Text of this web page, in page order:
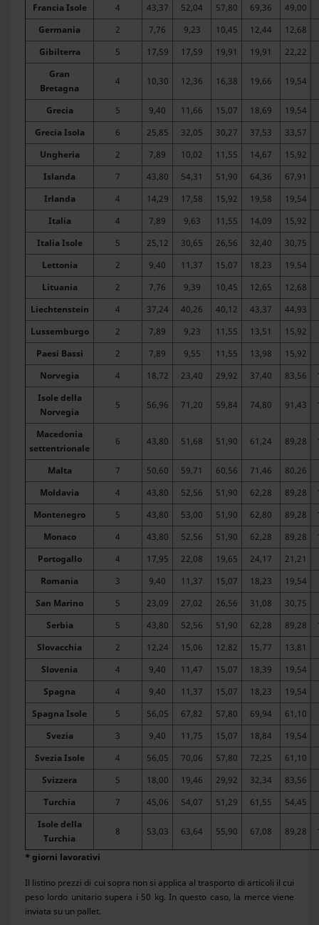
Francia Isole
4 43,37 52,04 57,80 69,36
49,00
Germania
2 7,76 9,23 10,45 12,44
12,68
Gibilterra
5 17,59 17,59 19,91 19,91
22,22
Gran
Bretagna
4 10,30 12,36 16,38 19,66 19,54
Grecia 5 9,40 11,66 15,07 18,69
19,54
Grecia Isola
6 25,85 32,05 30,27 37,53
33,57
Ungheria
2 7,89 10,02 11,55 14,67
15,92
Islanda
7 43,80 54,31 51,90 64,36
67,91
Irlanda
4 14,29 17,58 15,92 19,58
19,54
Italia
4 7,89 9,63 11,55 14,09
15,92
Italia Isole
5 25,12 30,65 26,56 32,40
30,75
Lettonia
2 9,40 11,37 15,07 18,23
19,54
Lituania
2 7,76 9,39 10,45 12,65
12,68
Liechtenstein
4 37,24 40,26 40,12 43,37
44,93
Lussemburgo
2 7,89 9,23 11,55 13,51
15,92
Paesi Bassi
2 7,89 9,55 11,55 13,98
15,92
Norvegia
4 18,72 23,40 29,92 37,40 83,56
Isole della
Norvegia
5 56,96 71,20 59,84 74,80 91,43
Macedonia
settentrionale
6 43,80 51,68 51,90 61,24 89,28
Malta 7 50,60 59,71 60,56 71,46
80,26
Moldavia
4 43,80 52,56 51,90 62,28 89,28
Montenegro
5 43,80 53,00 51,90 62,80 89,28
Monaco
4 43,80 52,56 51,90 62,28 89,28
Portogallo
4 17,95 22,08 19,65 24,17
21,21
Romania
3 9,40 11,37 15,07 18,23
19,54
San Marino
5 23,09 27,02 26,56 31,08
30,75
Serbia
5 43,80 52,56 51,90 62,28 89,28
Slovacchia
2 12,24 15,06 12,82 15,77
13,81
Slovenia
4 9,40 11,47 15,07 18,39
19,54
Spagna
4 9,40 11,37 15,07 18,23
19,54
Spagna Isole
5 56,05 67,82 57,80 69,94
61,10
Svezia
3 9,40 11,75 15,07 18,84
19,54
Svezia Isole
4 56,05 70,06 57,80 72,25
61,10
Svizzera
5 18,00 19,46 29,92 32,34
83,56
Turchia
7 45,06 54,07 51,29 61,55
54,45
Isole della
Turchia
8 53,03 63,64 55,90 67,08 89,28
* giorni lavorativi
Il listino prezzi di cui sopra non si applica al trasporto di articoli il cui
peso lordo unitario supera i 50 kg. In questo caso, la merce viene
inviata su un pallet.